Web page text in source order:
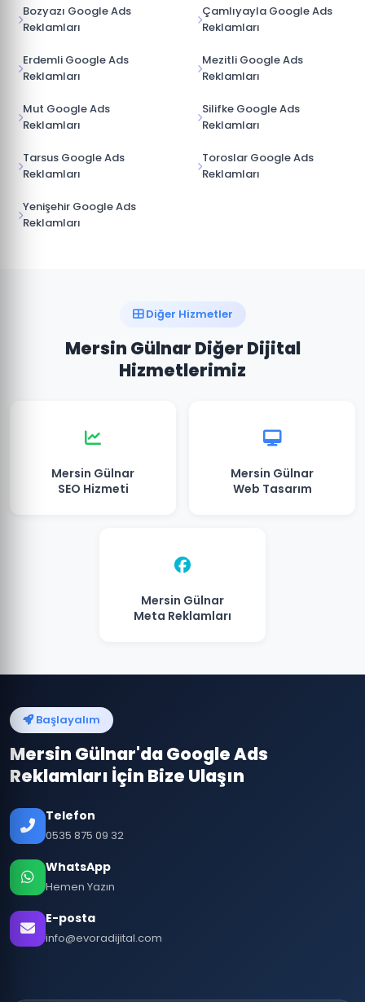
Bozyazı Google Ads
Reklamları
Çamlıyayla Google Ads
Reklamları
Erdemli Google Ads
Reklamları
Mezitli Google Ads
Reklamları
Mut Google Ads
Reklamları
Silifke Google Ads
Reklamları
Tarsus Google Ads
Reklamları
Toroslar Google Ads
Reklamları
Yenişehir Google Ads
Reklamları
Diğer Hizmetler
Mersin Gülnar Diğer Dijital
Hizmetlerimiz
Mersin Gülnar
SEO Hizmeti
Mersin Gülnar
Web Tasarım
Mersin Gülnar
Meta Reklamları
Başlayalım
Mersin Gülnar'da Google Ads
Reklamları İçin Bize Ulaşın
Telefon
0535 875 09 32
WhatsApp
Hemen Yazın
E-posta
info@evoradijital.com